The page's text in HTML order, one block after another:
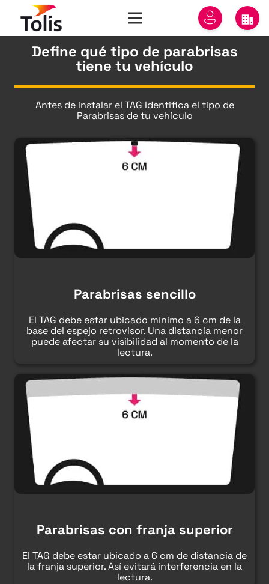
Define qué tipo de parabrisas
tiene tu vehículo
Antes de instalar el TAG Identifica el tipo de
Parabrisas de tu vehículo
Parabrisas sencillo
El TAG debe estar ubicado mínimo a 6 cm de la
base del espejo retrovisor. Una distancia menor
puede afectar su visibilidad al momento de la
lectura.
Parabrisas con franja superior
El TAG debe estar ubicado a 6 cm de distancia de
la franja superior. Así evitará interferencia en la
lectura.